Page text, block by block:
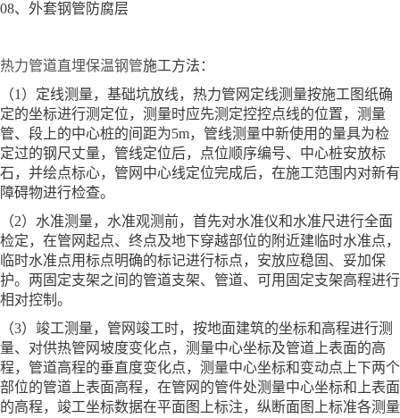
08、外套钢管防腐层
热力管道直埋保温钢管施工方法：
（1）定线测量，基础坑放线，热力管网定线测量按施工图纸确
定的坐标进行测定位，测量时应先测定控控点线的位置，测量
管、段上的中心桩的间距为5m，管线测量中新使用的量具为检
定过的钢尺丈量，管线定位后，点位顺序编号、中心桩安放标
石，并绘点标心，管网中心线定位完成后，在施工范围内对新有
障碍物进行检查。
（2）水准测量，水准观测前，首先对水准仪和水准尺进行全面
检定，在管网起点、终点及地下穿越部位的附近建临时水准点，
临时水准点用标点明确的标记进行标点，安放应稳固、妥加保
护。两固定支架之间的管道支架、管道、可用固定支架高程进行
相对控制。
（3）竣工测量，管网竣工时，按地面建筑的坐标和高程进行测
量、对供热管网坡度变化点，测量中心坐标及管道上表面的高
程，管道高程的垂直度变化点，测量中心坐标和变动点上下两个
部位的管道上表面高程，在管网的管件处测量中心坐标和上表面
的高程，竣工坐标数据在平面图上标注，纵断面图上标准各测量